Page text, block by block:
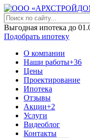
Выгодная ипотека до
Подобрать ипотеку
О компании
Наши работы+36
Цены
Проектирование
Ипотека
Отзывы
Акции+2
Услуги
Видеоблог
Контакты